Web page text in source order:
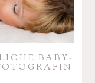
BABY­